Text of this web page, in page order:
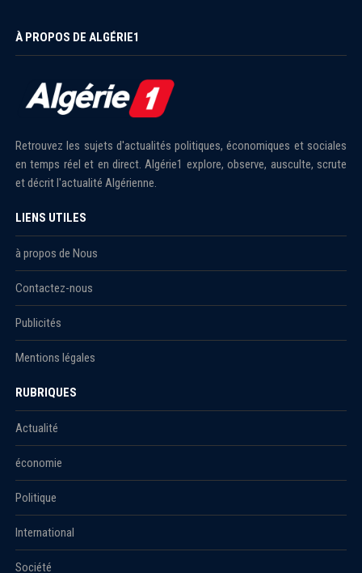
À PROPOS DE ALGÉRIE1
Retrouvez les sujets d'actualités politiques, économiques et sociales
en temps réel et en direct. Algérie1 explore, observe, ausculte, scrute
et décrit l'actualité Algérienne.
LIENS UTILES
à propos de Nous
Contactez-nous
Publicités
Mentions légales
RUBRIQUES
Actualité
économie
Politique
International
Société